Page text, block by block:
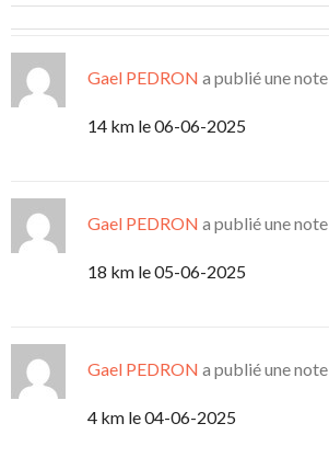
Gael PEDRON a publié une note
14 km le 06-06-2025
Gael PEDRON a publié une note
18 km le 05-06-2025
Gael PEDRON a publié une note
4 km le 04-06-2025